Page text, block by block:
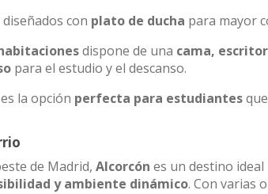
con plato de ducha para mayor
dispone de una cama,
para el estudio y el descanso.
la opción perfecta para estudiantes
de Madrid, Alcorcón es un destino
y ambiente dinámico. Con varias